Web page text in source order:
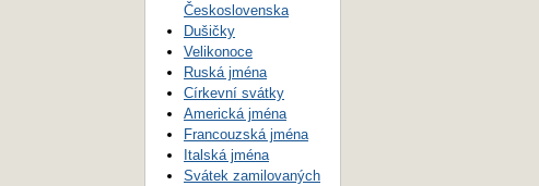
Československa
Dušičky
Velikonoce
Ruská jména
Církevní svátky
Americká jména
Francouzská jména
Italská jména
Svátek zamilovaných